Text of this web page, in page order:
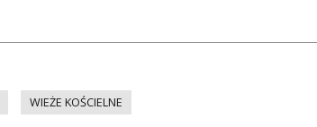
WIEŻE KOŚCIELNE